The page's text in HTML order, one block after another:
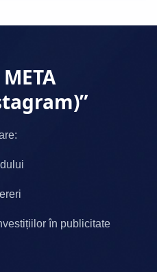
în publicitate